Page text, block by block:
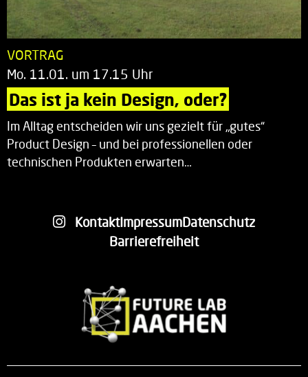
VORTRAG
Mo. 11.01. um 17.15 Uhr
Das ist ja kein Design, oder?
Im Alltag entscheiden wir uns gezielt für „gutes“
Product Design – und bei professionellen oder
technischen Produkten erwarten…
KontaktImpressumDatenschutz
Barrierefreiheit